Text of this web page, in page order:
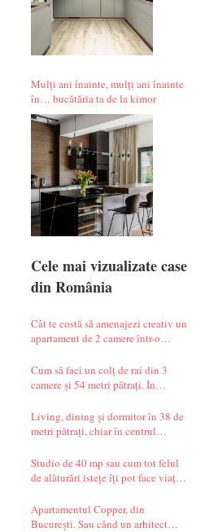
Mulți ani înainte, mulți ani înainte
în… bucătăria ta de la kimor
Cele mai vizualizate case
din România
Cât te costă să amenajezi creativ un
apartament de 2 camere într-o
Cum să faci un colț de rai din 3
camere și 54 metri pătrați. În
Living, dining și dormitor în 38 de
metri pătrați, chiar în centrul
care te transportă departe, spre țările
nordice.
Studio de 40 mp sau cum tot felul
de alăturări istețe îți pot face viața
Apartamentul Copper, din
București. Sau când un arhitect